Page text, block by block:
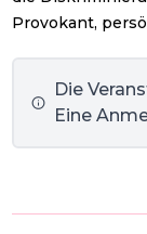
Provokant,
Die
Eine